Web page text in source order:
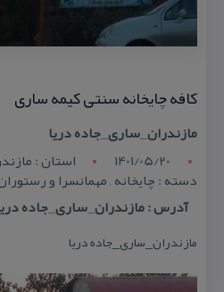
كافه چایخانه سنتی كیمه ساری
مازندران_ساری_جاده دریا
1401/05/20
استان :
دسته : چایخانه , مهمانسرا و
آدرس : مازندران_ساری_جاده
مازندران_ساری_جاده دریا